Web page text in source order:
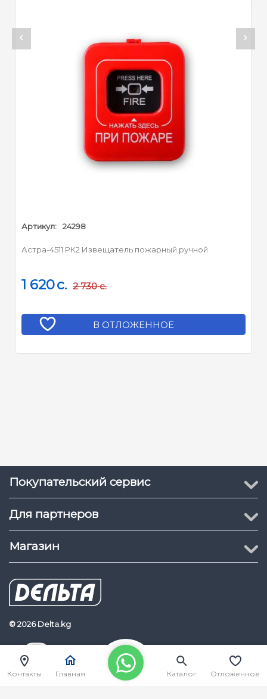
Артикул: 24298
Астра-4511 РК2 Извещатель пожарный ручной
1 620c. 2 730 c.
В ОТЛОЖЕННОЕ
Покупательский сервис
Для партнеров
Магазин
© 2026 Delta.kg
Delta.kg
Контакты Главная Каталог Отложенное